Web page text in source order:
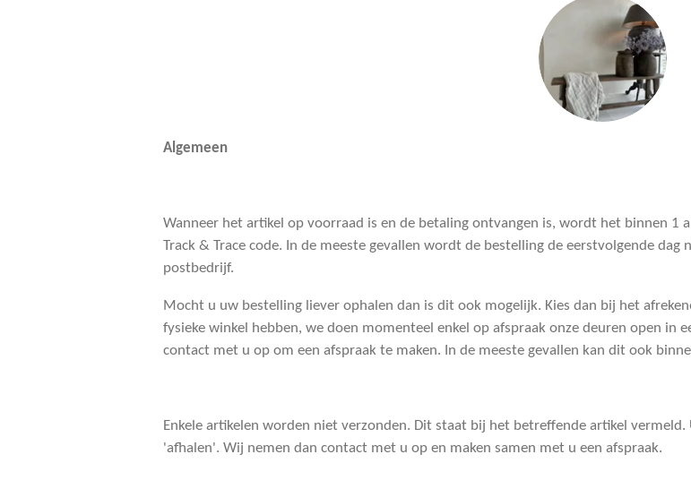
Algemeen
Wanneer het artikel op voorraad is en de betaling ontvangen is, wordt het binnen 1
Track & Trace code. In de meeste gevallen wordt de bestelling de eerstvolgende
postbedrijf.
Mocht u uw bestelling liever ophalen dan is dit ook mogelijk. Kies dan bij het
fysieke winkel hebben, we doen momenteel enkel op afspraak onze deuren open in
contact met u op om een afspraak te maken. In de meeste gevallen kan dit ook
Enkele artikelen worden niet verzonden. Dit staat bij het betreffende artikel
'afhalen'. Wij nemen dan contact met u op en maken samen met u een afspraak.